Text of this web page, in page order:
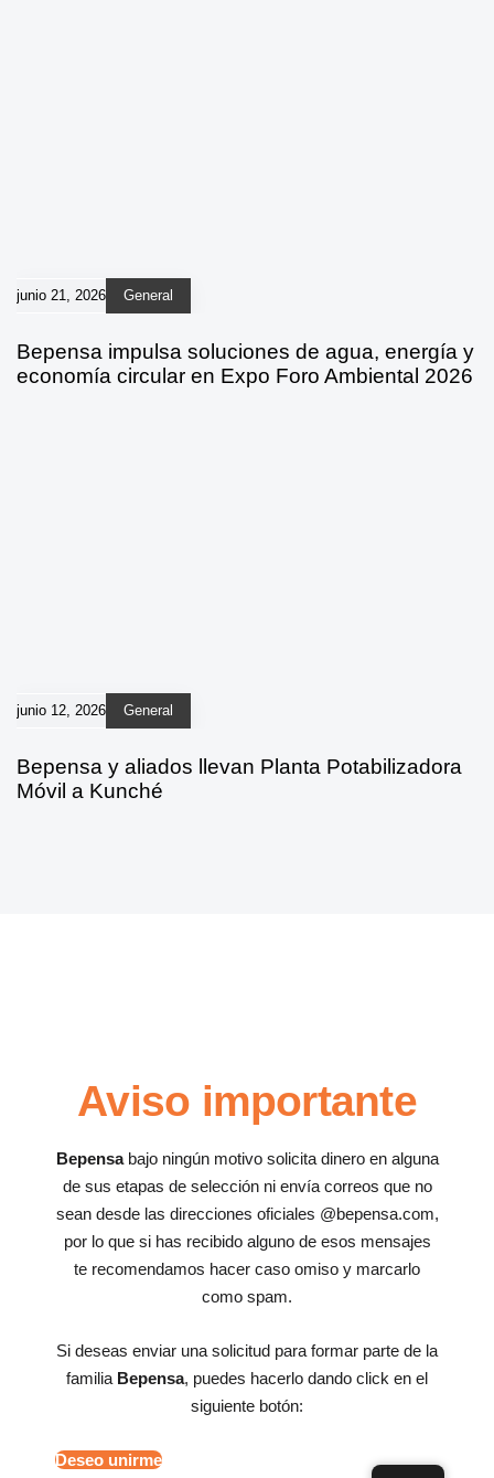
junio 21, 2026 General
Bepensa impulsa soluciones de agua, energía y
economía circular en Expo Foro Ambiental 2026
junio 12, 2026 General
Bepensa y aliados llevan Planta Potabilizadora
Móvil a Kunché
Aviso importante
Bepensabajo ningún motivo solicita dinero en alguna
de sus etapas de selección ni envía correos que no
sean desde las direcciones oficiales @bepensa.com,
por lo que si has recibido alguno de esos mensajes
te recomendamos hacer caso omiso y marcarlo
como spam.
Si deseas enviar una solicitud para formar parte de la
familia Bepensa, puedes hacerlo dando click en el
siguiente botón:
Deseo unirme